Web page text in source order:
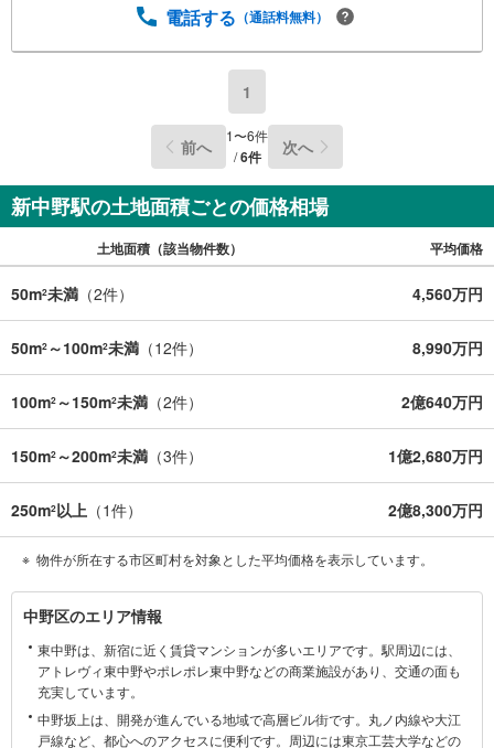
電話する （通話料無料）
1
前へ 1〜6件
/6件 次へ
新中野駅の土地面積ごとの価格相場
土地面積（該当物件数） 平均価格
50m2未満 （2件） 4,560万円
50m2 ～100m2未満 （12件） 8,990万円
100m2 ～150m2未満 （2件） 2億640万円
150m2 ～200m2未満 （3件） 1億2,680万円
250m2以上 （1件） 2億8,300万円
物件が所在する市区町村を対象とした平均価格を表示しています。
中
野
区
関
す
中野区のエリア情報
東中野は、新宿に近く賃貸マンションが多いエリアです。駅周辺には、
アトレヴィ東中野やポレポレ東中野などの商業施設があり、交通の面も
充実しています。
中野坂上は、開発が進んでいる地域で高層ビル街です。丸ノ内線や大江
戸線など、都心へのアクセスに便利です。周辺には東京工芸大学などの